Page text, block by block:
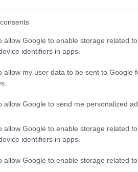
allow Google to enable storage related
identifiers in apps.
allow my user data to be sent to Google
allow Google to send me personalized
allow Google to enable storage related
identifiers in apps.
allow Google to enable storage related
αλλάξει τη συγκεκριμένη
πολιτική της Meta
ασαφή τον τρόπο με τον οποίο
και τρανς άτομα.
ακολούθησε τη
διαχειρίζεται ένα τρανςnon
το ζευγάρι να ποζάρει
την τρανς
επέμβαση.